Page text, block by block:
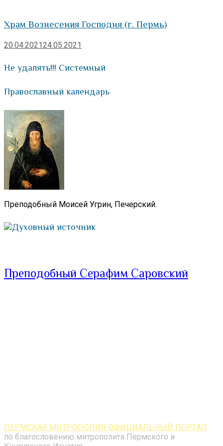
Храм Вознесения Господня (г. Пермь)
20.04.202124.05.2021
Не удалять!!! Системный
Православный календарь
Преподобный Моисей Угрин, Печерский.
Духовный источник
Преподобный Серафим Саровский
ПЕРМСКАЯ МИТРОПОЛИЯ ОФИЦИАЛЬНЫЙ ПОРТАЛ
по благословению митрополита Пермского и